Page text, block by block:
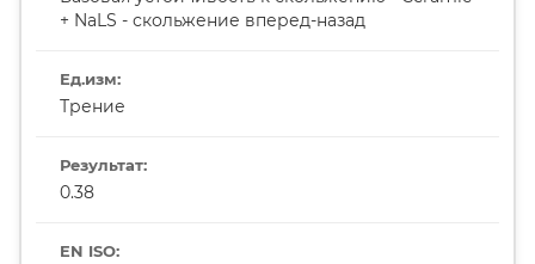
+ NaLS - скольжение вперед-назад
Трение
0.38